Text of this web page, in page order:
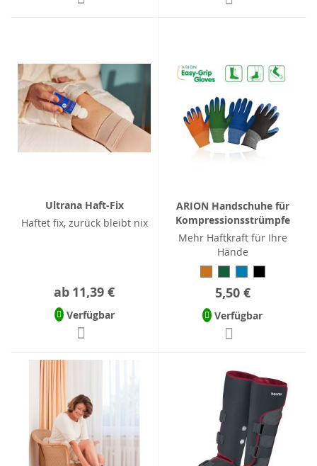
Ultrana Haft-Fix
Haftet fix, zurück bleibt nix
ab 11,39 €
Verfügbar
ARION Handschuhe für
Kompressionsstrümpfe
Mehr Haftkraft für Ihre
Hände
5,50 €
Verfügbar